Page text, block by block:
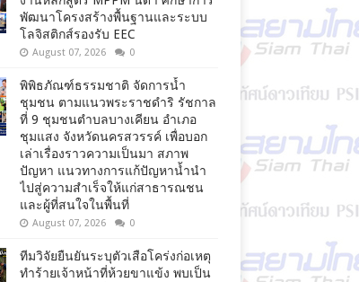
พัฒนาโครงสร้างพื้นฐานและระบบ
โลจิสติกส์รองรับ EEC
August 07, 2026 0
พิพิธภัณฑ์ธรรมชาติ จัดการน้ำ
ชุมชน ตามแนวพระราชดำริ รัชกาล
ที่ 9 ชุมชนตำบลบางเคียน อำเภอ
ชุมแสง จังหวัดนครสวรรค์ เพื่อบอก
เล่าเรื่องราวความเป็นมา สภาพ
ปัญหา แนวทางการแก้ปัญหาน้ำนำ
ไปสู่ความสำเร็จให้แก่สาธารณชน
และผู้ที่สนใจในพื้นที่
August 07, 2026 0
ทีมวิจัยยืนยันระบุตัวเสือโคร่งก่อเหตุ
ทำร้ายเจ้าหน้าที่ห้วยขาแข้ง พบเป็น